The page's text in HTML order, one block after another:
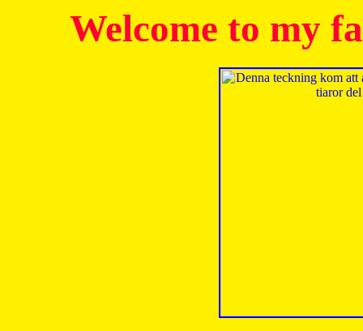
Welcome to my